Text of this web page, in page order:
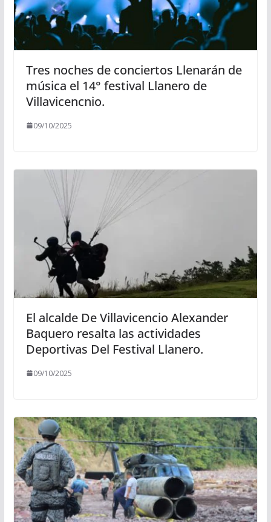
Tres noches de conciertos Llenarán de
música el 14° festival Llanero de
Villavicencnio.
09/10/2025
El alcalde De Villavicencio Alexander
Baquero resalta las actividades
Deportivas Del Festival Llanero.
09/10/2025